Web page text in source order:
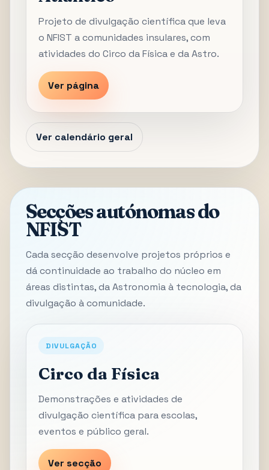
Projeto de divulgação científica que leva
o NFIST a comunidades insulares, com
atividades do Circo da Física e da Astro.
Ver página
Ver calendário geral
Secções autónomas do
NFIST
Cada secção desenvolve projetos próprios e
dá continuidade ao trabalho do núcleo em
áreas distintas, da Astronomia à tecnologia, da
divulgação à comunidade.
DIVULGAÇÃO
Circo da Física
Demonstrações e atividades de
divulgação científica para escolas,
eventos e público geral.
Ver secção